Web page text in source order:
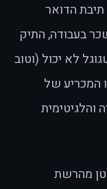
הדואר
בעבודה, התיק
לא יכול (וטוב
המכריע של
והלגיטימית
מהרשת